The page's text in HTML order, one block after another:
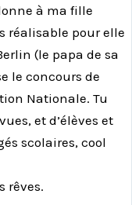
à ma fille
réalisable pour elle
(le papa de sa
le concours de
Nationale. Tu
et d’élèves et
scolaires, cool
rêves.